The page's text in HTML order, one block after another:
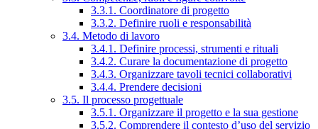
3.3.1. Coordinatore di progetto
3.3.2. Definire ruoli e responsabilità
3.4. Metodo di lavoro
3.4.1. Definire processi, strumenti e rituali
3.4.2. Curare la documentazione di progetto
3.4.3. Organizzare tavoli tecnici collaborativi
3.4.4. Prendere decisioni
3.5. Il processo progettuale
3.5.1. Organizzare il progetto e la sua gestione
3.5.2. Comprendere il contesto d’uso del servizio